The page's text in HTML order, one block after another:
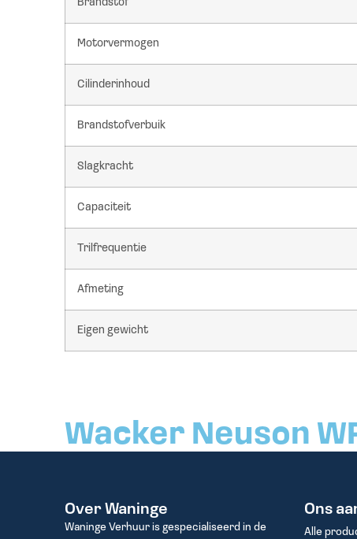
Brandstof
Motorvermogen
Cilinderinhoud
Brandstofverbuik
Slagkracht
Capaciteit
Trilfrequentie
Afmeting
Eigen gewicht
Wacker Neuson
Over Waninge
Waninge Verhuur is gespecialiseerd in de
Ons
Alle